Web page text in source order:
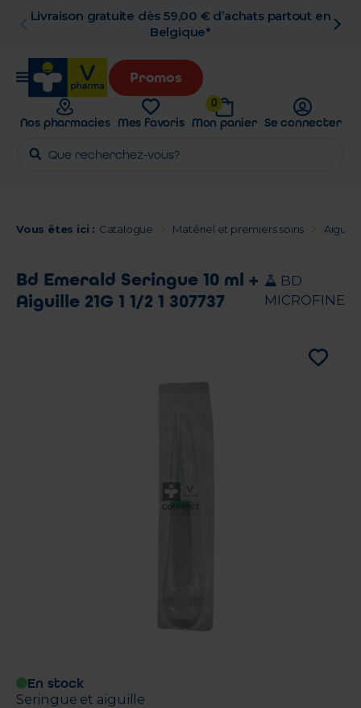
Livraison gratuite dès 59,00 € d’achats partout en
Belgique*
Promos
Nos pharmacies Mes favoris
0
Mon panier Se connecter
Vous êtes ici : Catalogue Matériel et premiers soins
Bd Emerald Seringue 10 ml +
Aiguille 21G 1 1/2 1 307737
BD
MICROFINE
En stock
Seringue et aiguille